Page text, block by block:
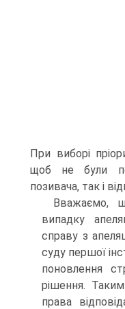
При виборі
щоб не були
позивача, так і
Вважаємо,
випадку
справу з
суду першої
поновлення
рішення.
права